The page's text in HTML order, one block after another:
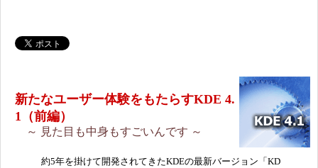
新たなユーザー体験をもたらすKDE 4.
1（前編）
～ 見た目も中身もすごいんです ～
約5年を掛けて開発されてきたKDEの最新バージョン「KD